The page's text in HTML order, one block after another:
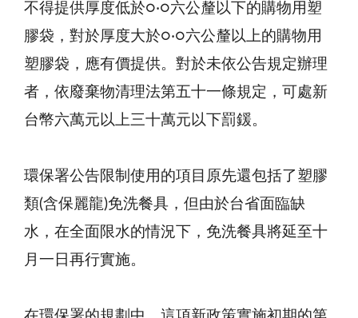
不得提供厚度低於○‧○六公釐以下的購物用塑
膠袋，對於厚度大於○‧○六公釐以上的購物用
塑膠袋，應有價提供。對於未依公告規定辦理
者，依廢棄物清理法第五十一條規定，可處新
台幣六萬元以上三十萬元以下罰鍰。
環保署公告限制使用的項目原先還包括了塑膠
類(含保麗龍)免洗餐具，但由於台省面臨缺
水，在全面限水的情況下，免洗餐具將延至十
月一日再行實施。